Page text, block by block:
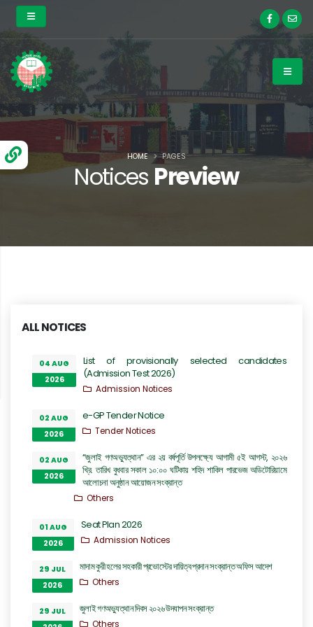
Notices Preview
HOME PAGES
ALL NOTICES
04 AUG
2026
List of provisionally selected candidates
(Admission Test 2026)
Admission Notices
02 AUG
2026
e-GP Tender Notice
Tender Notices
02 AUG
2026
“জুলাই গণঅভ্যুত্থান” এর ২য় বর্ষপূর্তি উপলক্ষ্যে আগামী ৫ই আগস্ট, ২০২৬
খ্রি. তারিখ বুধবার সকাল ১০:০০ ঘটিকায় শহিদ শাকিল পারভেজ অডিটোরিয়ামে
আলোচনা অনুষ্ঠান আয়োজন সংক্রান্ত
Others
01 AUG
2026
Seat Plan 2026
Admission Notices
29 JUL
2026
মাদাম কুরী হলের সহকারী প্রভোস্টের দায়িত্ব প্রদান সংক্রান্ত অফিস আদেশ
Others
29 JUL
জুলাই গণঅভ্যুত্থান দিবস ২০২৬ উদযাপন সংক্রান্ত
Others